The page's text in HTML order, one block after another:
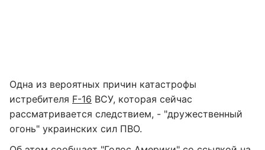
Одна из вероятных причин катастрофы
истребителя F-16 ВСУ, которая сейчас
рассматривается следствием, - "дружественный
огонь" украинских сил ПВО.